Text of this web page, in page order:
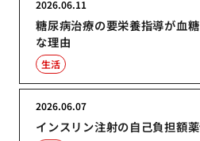
糖尿病治療の要栄養指導が血
な理由
2026.06.11
生活
インスリン注射の自己負担額
2026.06.07